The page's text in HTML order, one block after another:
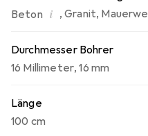
Beton i ,Granit,
Durchmesser Bohrer
16 Millimeter,16 mm
Länge
100 cm